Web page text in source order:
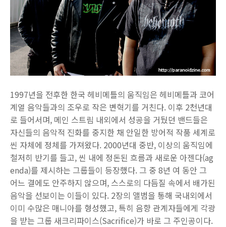
1997년을 전후한 한국 헤비메틀의 움직임은 헤비메틀과 코어
계열 음악들과의 조우로 작은 변혁기를 거친다. 이후 2천년대
로 들어서며, 메인 스트림 내외에서 성공을 거뒀던 밴드들은
자신들의 음악적 진화를 중지한 채 안일한 방어적 작품 세계로
씬 자체에 정체를 가져왔다. 2000년대 중반, 이상의 움직임에
철저히 반기를 들고, 씬 내에 정돈된 흐름과 새로운 아젠다(ag
enda)를 제시하는 그룹들이 등장했다. 그 중 8년 여 동안 그
어느 결에도 안주하지 않으며, 스스로의 다듬질 속에서 배가된
음악을 선보이는 이들이 있다. 2장의 앨범을 통해 국내외에서
이미 수많은 매니아를 형성했고, 특히 음향 관계자들에게 각광
을 받는 그룹 새크리파이스(Sacrifice)가 바로 그 주인공이다.